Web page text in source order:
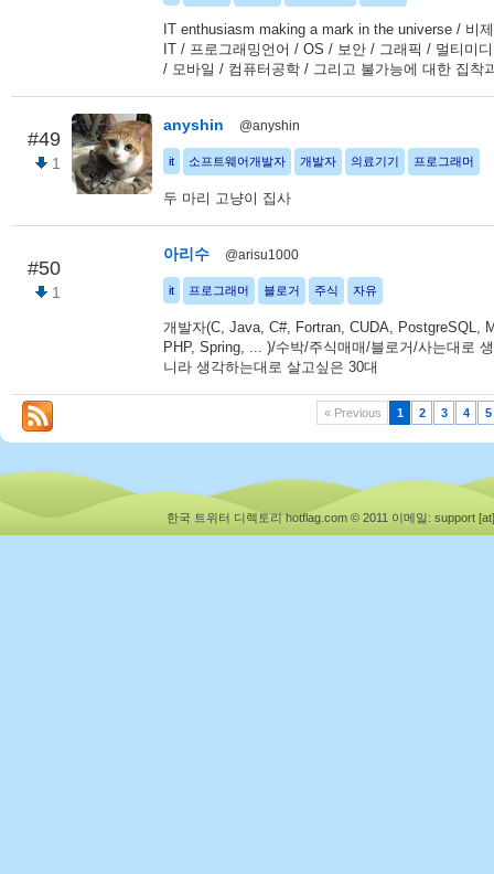
IT enthusiasm making a mark in the universe / 비
IT / 프로그래밍언어 / OS / 보안 / 그래픽 / 멀티미
/ 모바일 / 컴퓨터공학 / 그리고 불가능에 대한 집착
#49
1
anyshin @anyshin
it 소프트웨어개발자 개발자 의료기기 프로그래머
두 마리 고냥이 집사
#50
1
아리수 @arisu1000
it 프로그래머 블로거 주식 자유
개발자(C, Java, C#, Fortran, CUDA, PostgreSQL,
PHP, Spring, ... )/수박/주식매매/블로거/사는대로
니라 생각하는대로 살고싶은 30대
« Previous 1 2 3 4 5
한국 트위터 디렉토리 hotflag.com © 2011 이메일: support